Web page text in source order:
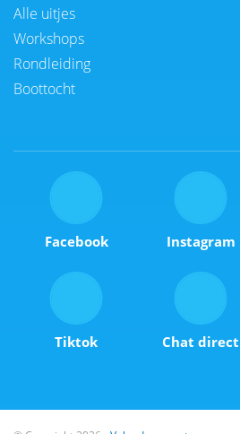
Alle uitjes
Workshops
Rondleiding
Boottocht
Facebook Instagram
Tiktok Chat direct